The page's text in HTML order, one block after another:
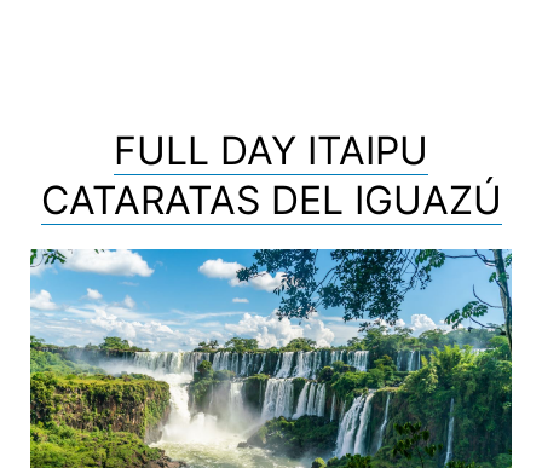
FULL DAY ITAIPU
CATARATAS DEL IGUAZÚ